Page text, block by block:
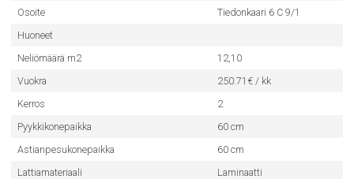
Osoite
Tiedonkaari 6 C 9/1
Huoneet
Neliömäärä m2
12,10
Vuokra
250.71€ / kk
Kerros
2
Pyykkikonepaikka
60 cm
Astianpesukonepaikka
60 cm
Lattiamateriaali
Laminaatti